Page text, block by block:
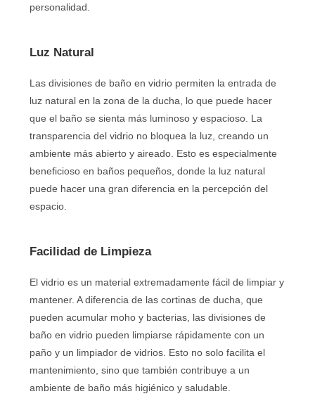
personalidad.
Luz Natural
Las divisiones de baño en vidrio permiten la entrada de
luz natural en la zona de la ducha, lo que puede hacer
que el baño se sienta más luminoso y espacioso. La
transparencia del vidrio no bloquea la luz, creando un
ambiente más abierto y aireado. Esto es especialmente
beneficioso en baños pequeños, donde la luz natural
puede hacer una gran diferencia en la percepción del
espacio.
Facilidad de Limpieza
El vidrio es un material extremadamente fácil de limpiar y
mantener. A diferencia de las cortinas de ducha, que
pueden acumular moho y bacterias, las divisiones de
baño en vidrio pueden limpiarse rápidamente con un
paño y un limpiador de vidrios. Esto no solo facilita el
mantenimiento, sino que también contribuye a un
ambiente de baño más higiénico y saludable.